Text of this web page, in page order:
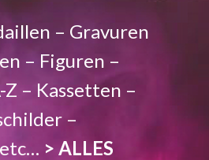
– Gravuren
– Figuren –
– Kassetten –
–
> ALLES